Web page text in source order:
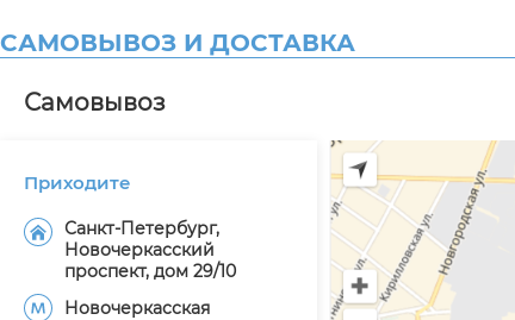
САМОВЫВОЗ И ДОСТАВКА
Самовывоз
Приходите
Санкт-Петербург,
Новочеркасский
проспект, дом 29/10
Новочеркасская